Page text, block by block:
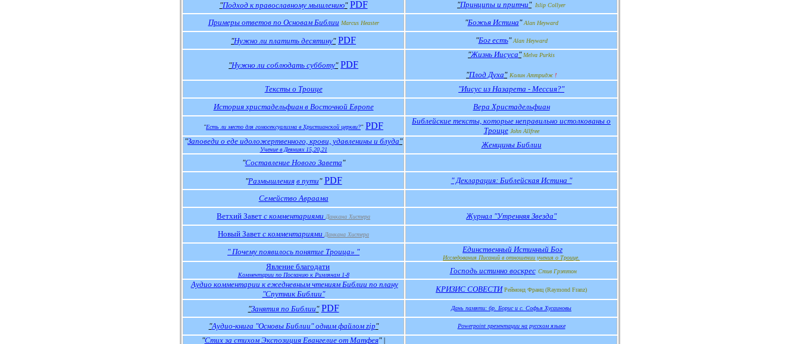
"Подход к православному мышлению" PDF "Принципы и притчи" Islip Collyer
Примеры ответов по Основам Библии MarcusHeaster "Божья Истина"Alan Heyward
"Нужно ли платить десятину" PDF "Бог есть" Alan Heyward
"Нужно ли соблюдать субботу" PDF
"Жизнь Иисуса" Melva Purkis
"Плод Духа" Колин Аттридж !
Тексты о Троице
"Иисус из Назарета - Мессия?"
История христадельфиан в Восточной Европе
Вера Христадельфиан
"Есть ли место для гомосексуализма в Христианской церкви?" PDF
Библейские тексты, которые неправильно истолкованы о
Троице John Allfree
"Заповеди о еде идоложертвенного, крови, удавленины и блуда"
Учение в Деяниях 15,20,21
Женщины Библии
"Cоставление Нового Завета"
"Размышления в пути" PDF
" Декларация: Библейская Истина "
Семейство Авраама
Ветхий Завет с комментариямиДанкана Хистера
Журнал "Утренняя Звезда"
Новый Завет с комментариямиДанкана Хистера
" Почему появилось понятие Троица» " Единственный Истинный Бог
Исследования Писаний в отношении учения о Троице.
Явление благодати
Комментарии по Посланию к Римлянам 1-8 Господь истинно воскрес Стив Грэттон
Аудио комментарии к ежедневным чтениям Библии по плану
"Спутник Библии"
КРИЗИС СОВЕСТИ Реймонд Франц (Raymond Franz)
"Занятия по Библии" PDF Дань памяти: бр. Борис и с. Софья Хусаиновы
"Аудио-книга "Основы Библии" одним файлом zip" Powerpoint презентации на русском языке
"Стих за стихом Экспозиция Евангелие от Матфея" |